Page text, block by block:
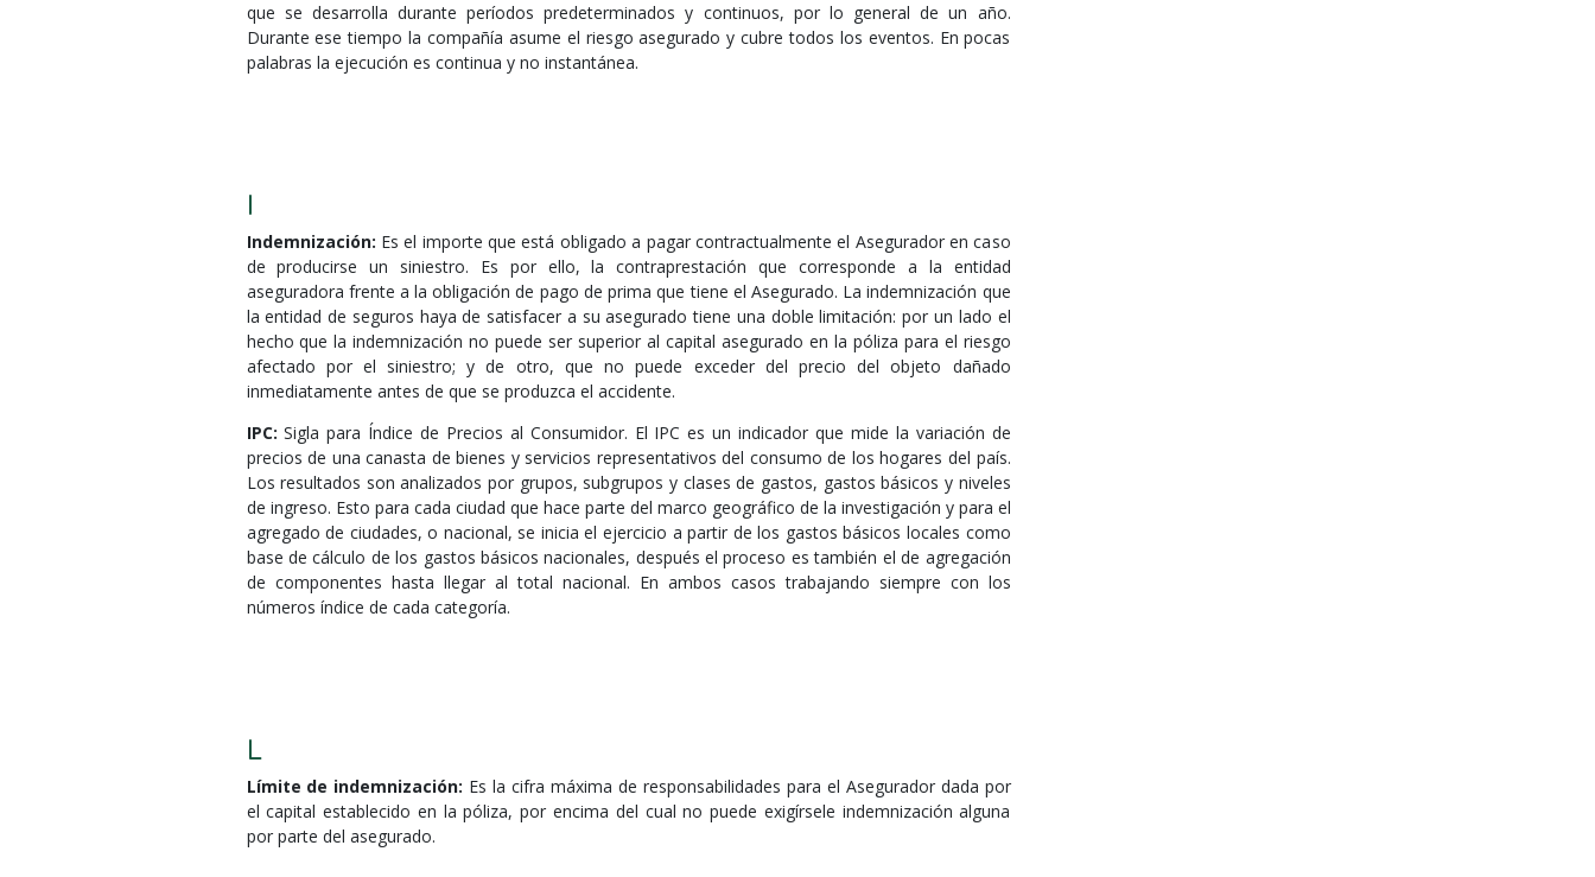
que se desarrolla durante períodos predeterminados y continuos, por lo general de un año.
Durante ese tiempo la compañía asume el riesgo asegurado y cubre todos los eventos. En pocas
palabras la ejecución es continua y no instantánea.
I
Indemnización: Es el importe que está obligado a pagar contractualmente el Asegurador en caso
de producirse un siniestro. Es por ello, la contraprestación que corresponde a la entidad
aseguradora frente a la obligación de pago de prima que tiene el Asegurado. La indemnización que
la entidad de seguros haya de satisfacer a su asegurado tiene una doble limitación: por un lado el
hecho que la indemnización no puede ser superior al capital asegurado en la póliza para el riesgo
afectado por el siniestro; y de otro, que no puede exceder del precio del objeto dañado
inmediatamente antes de que se produzca el accidente.
IPC: Sigla para Índice de Precios al Consumidor. El IPC es un indicador que mide la variación de
precios de una canasta de bienes y servicios representativos del consumo de los hogares del país.
Los resultados son analizados por grupos, subgrupos y clases de gastos, gastos básicos y niveles
de ingreso. Esto para cada ciudad que hace parte del marco geográfico de la investigación y para el
agregado de ciudades, o nacional, se inicia el ejercicio a partir de los gastos básicos locales como
base de cálculo de los gastos básicos nacionales, después el proceso es también el de agregación
de componentes hasta llegar al total nacional. En ambos casos trabajando siempre con los
números índice de cada categoría.
L
Límite de indemnización: Es la cifra máxima de responsabilidades para el Asegurador dada por
el capital establecido en la póliza, por encima del cual no puede exigírsele indemnización alguna
por parte del asegurado.